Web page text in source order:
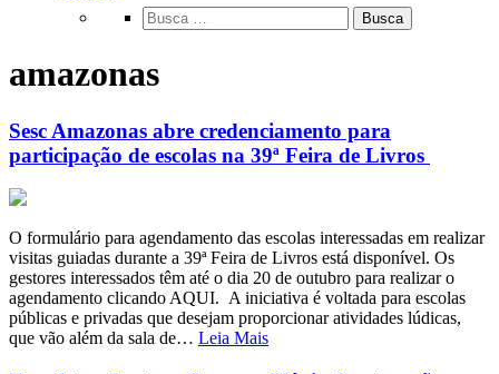
Busca
amazonas
Sesc Amazonas abre credenciamento para
participação de escolas na 39ª Feira de Livros
O formulário para agendamento das escolas interessadas em realizar
visitas guiadas durante a 39ª Feira de Livros está disponível. Os
gestores interessados têm até o dia 20 de outubro para realizar o
agendamento clicando AQUI. A iniciativa é voltada para escolas
públicas e privadas que desejam proporcionar atividades lúdicas,
que vão além da sala de… Leia Mais